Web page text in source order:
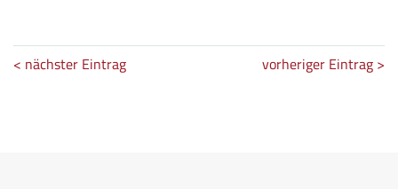
< nächster Eintrag vorheriger Eintrag >